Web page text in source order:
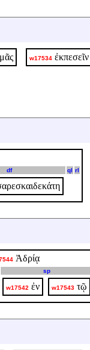
w17534 ἐκπεσεῖν
df ql rl
Ἀδρίᾳ
sp
w17542 ἐν w17543 τῷ